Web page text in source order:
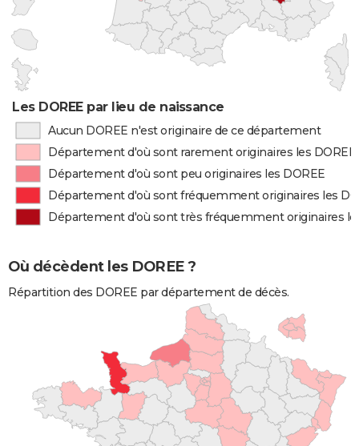
Les DOREE par lieu de naissance
Aucun DOREE n'est originaire de ce département
Département d'où sont rarement originaires les DOREE
Département d'où sont peu originaires les DOREE
Département d'où sont fréquemment originaires les
Département d'où sont très fréquemment originaires
Où décèdent les DOREE ?
Répartition des DOREE par département de décès.